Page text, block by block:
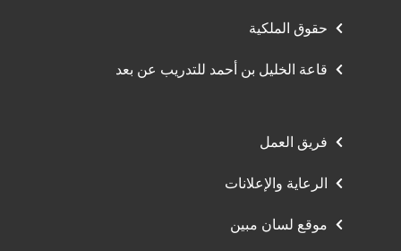
حقوق الملكية
قاعة الخليل بن أحمد للتدريب عن بعد
فريق العمل
الرعاية والإعلانات
موقع لسان مبين